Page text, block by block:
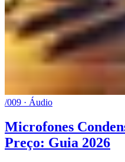
/009 · Áudio
Microfones
Preço: Guia 2026